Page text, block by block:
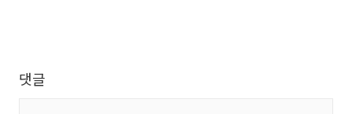
댓글